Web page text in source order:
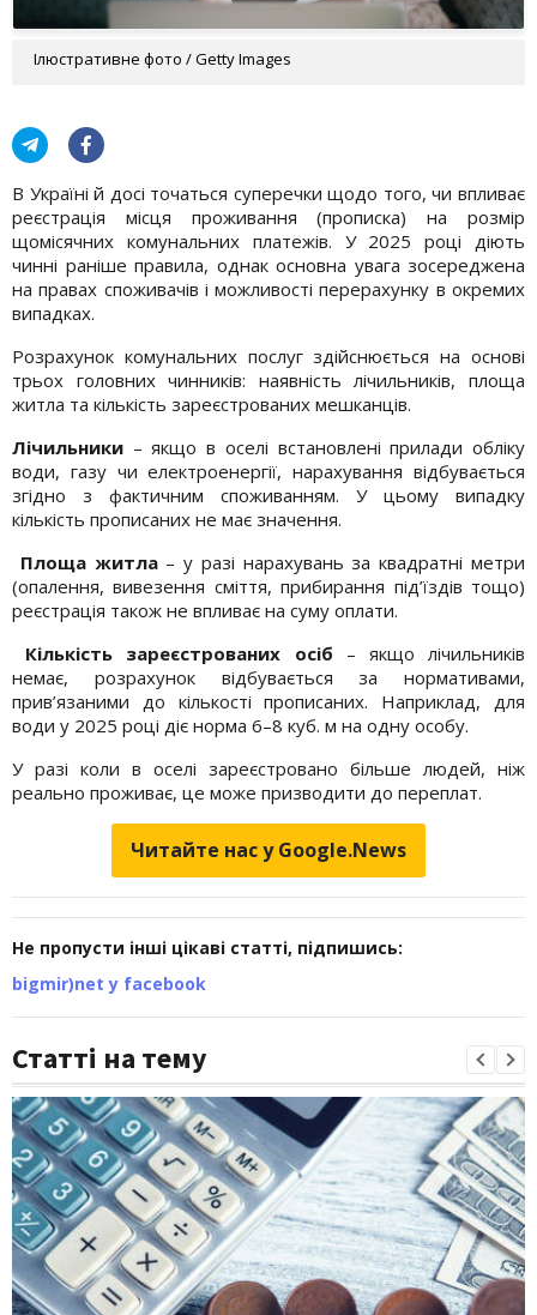
Ілюстративне фото / Getty Images
В Україні й досі точаться суперечки щодо того, чи впливає
реєстрація місця проживання (прописка) на розмір
щомісячних комунальних платежів. У 2025 році діють
чинні раніше правила, однак основна увага зосереджена
на правах споживачів і можливості перерахунку в окремих
випадках.
Розрахунок комунальних послуг здійснюється на основі
трьох головних чинників: наявність лічильників, площа
житла та кількість зареєстрованих мешканців.
Лічильники – якщо в оселі встановлені прилади обліку
води, газу чи електроенергії, нарахування відбувається
згідно з фактичним споживанням. У цьому випадку
кількість прописаних не має значення.
Площа житла– у разі нарахувань за квадратні метри
(опалення, вивезення сміття, прибирання під’їздів тощо)
реєстрація також не впливає на суму оплати.
Кількість зареєстрованих осіб – якщо лічильників
немає, розрахунок відбувається за нормативами,
прив’язаними до кількості прописаних. Наприклад, для
води у 2025 році діє норма 6–8 куб. м на одну особу.
У разі коли в оселі зареєстровано більше людей, ніж
реально проживає, це може призводити до переплат.
Читайте нас у Google.News
Не пропусти інші цікаві статті, підпишись:
bigmir)net у facebook
Статті на тему